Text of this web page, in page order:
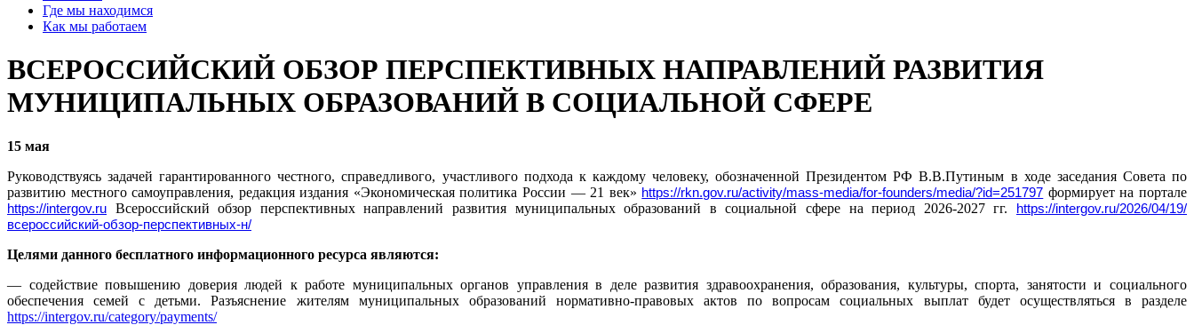
Где мы находимся
Как мы работаем
ВСЕРОССИЙСКИЙ ОБЗОР ПЕРСПЕКТИВНЫХ НАПРАВЛЕНИЙ РАЗВИТИЯ
МУНИЦИПАЛЬНЫХ ОБРАЗОВАНИЙ В СОЦИАЛЬНОЙ СФЕРЕ
15 мая
Руководствуясь задачей гарантированного честного, справедливого, участливого подхода к каждому человеку, обозначенной Президентом РФ В.В.Путиным в ходе заседания Совета по
развитию местного самоуправления, редакция издания «Экономическая политика России — 21 век» https://rkn.gov.ru/activity/mass-media/for-founders/media/?id=251797 формирует на портале
https://intergov.ru Всероссийский обзор перспективных направлений развития муниципальных образований в социальной сфере на период 2026-2027 гг. https://intergov.ru/2026/04/19/
всероссийский-обзор-перспективных-н/
Целями данного бесплатного информационного ресурса являются:
— содействие повышению доверия людей к работе муниципальных органов управления в деле развития здравоохранения, образования, культуры, спорта, занятости и социального
обеспечения семей с детьми. Разъяснение жителям муниципальных образований нормативно-правовых актов по вопросам социальных выплат будет осуществляться в разделе
https://intergov.ru/category/payments/